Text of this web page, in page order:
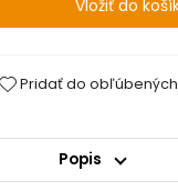
Pridať do obľúbených
Popis